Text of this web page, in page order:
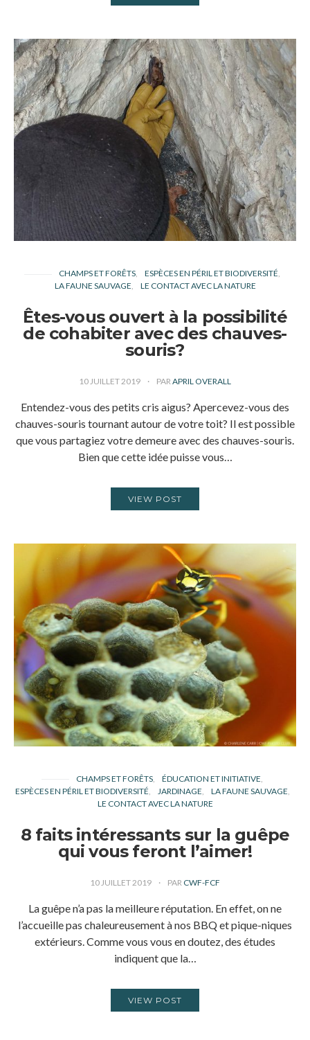
CHAMPS ET FORÊTS
ESPÈCES EN PÉRIL ET BIODIVERSITÉ
LA FAUNE SAUVAGE
LE CONTACT AVEC LA NATURE
Êtes-vous ouvert à la possibilité
de cohabiter avec des chauves-
souris?
10 JUILLET 2019 PARAPRIL OVERALL
Entendez-vous des petits cris aigus? Apercevez-vous des
chauves-souris tournant autour de votre toit? Il est possible
que vous partagiez votre demeure avec des chauves-souris.
Bien que cette idée puisse vous…
VIEW POST
CHAMPS ET FORÊTS
ÉDUCATION ET INITIATIVE
ESPÈCES EN PÉRIL ET BIODIVERSITÉ
JARDINAGE
LA FAUNE SAUVAGE
LE CONTACT AVEC LA NATURE
8 faits intéressants sur la guêpe
qui vous feront l’aimer!
10 JUILLET 2019 PAR CWF-FCF
La guêpe n’a pas la meilleure réputation. En effet, on ne
l’accueille pas chaleureusement à nos BBQ et pique-niques
extérieurs. Comme vous vous en doutez, des études
indiquent que la…
VIEW POST